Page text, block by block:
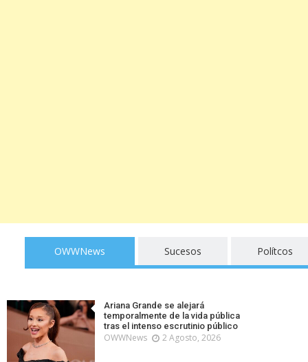
OWWNews Sucesos Polítcos
Ariana Grande se alejará
temporalmente de la vida pública
tras el intenso escrutinio público
OWWNews 2 Agosto, 2026